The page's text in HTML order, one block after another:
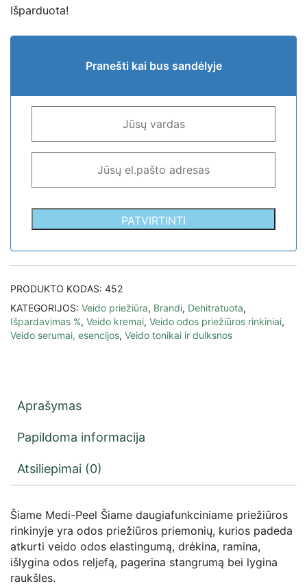
Išparduota!
Pranešti kai bus sandėlyje
PATVIRTINTI
PRODUKTO KODAS: 452
KATEGORIJOS: Veido priežiūra, Brandi, Dehitratuota,
Išpardavimas %, Veido kremai, Veido odos priežiūros rinkiniai,
Veido serumai, esencijos, Veido tonikai ir dulksnos
Aprašymas
Papildoma informacija
Atsiliepimai (0)
Šiame Medi-Peel Šiame daugiafunkciniame priežiūros
rinkinyje yra odos priežiūros priemonių, kurios padeda
atkurti veido odos elastingumą, drėkina, ramina,
išlygina odos reljefą, pagerina stangrumą bei lygina
raukšles.